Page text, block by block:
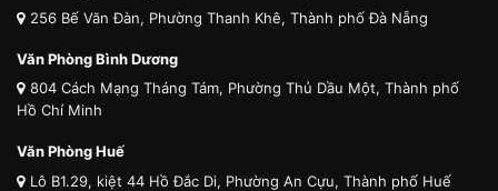
256 Bế Văn Đàn, Phường Thanh Khê, Thành phố Đà Nẵng
Văn Phòng Bình Dương
804 Cách Mạng Tháng Tám, Phường Thủ Dầu Một, Thành phố
Hồ Chí Minh
Văn Phòng Huế
Lô B1.29, kiệt 44 Hồ Đắc Di, Phường An Cựu, Thành phố Huế